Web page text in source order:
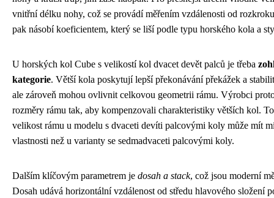
vnitřní délku nohy, což se provádí měřením vzdálenosti od
pak násobí koeficientem, který se liší podle typu horského kola a
U horských kol Cube s velikostí kol dvacet devět palců je třeba
kategorie. Větší kola poskytují lepší překonávání překážek a
ale zároveň mohou ovlivnit celkovou geometrii rámu. Výrobci
rozměry rámu tak, aby kompenzovali charakteristiky větších kol.
velikost rámu u modelu s dvaceti devíti palcovými koly může mít
vlastnosti než u varianty se sedmadvaceti palcovými koly.
Dalším klíčovým parametrem je dosah a stack, což jsou moderní
Dosah udává horizontální vzdálenost od středu hlavového složení